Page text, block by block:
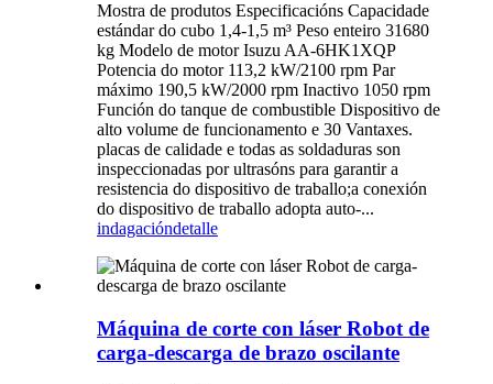
Mostra de produtos Especificacións Capacidade
estándar do cubo 1,4-1,5 m³ Peso enteiro 31680
kg Modelo de motor Isuzu AA-6HK1XQP
Potencia do motor 113,2 kW/2100 rpm Par
máximo 190,5 kW/2000 rpm Inactivo 1050 rpm
Función do tanque de combustible Dispositivo de
alto volume de funcionamento e 30 Vantaxes.
placas de calidade e todas as soldaduras son
inspeccionadas por ultrasóns para garantir a
resistencia do dispositivo de traballo;a conexión
do dispositivo de traballo adopta auto-...
indagacióndetalle
Máquina de corte con láser Robot de
carga-descarga de brazo oscilante